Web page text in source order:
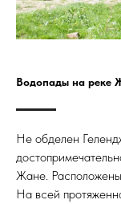
Водопады на реке
Не обделен
Жане.
На всей